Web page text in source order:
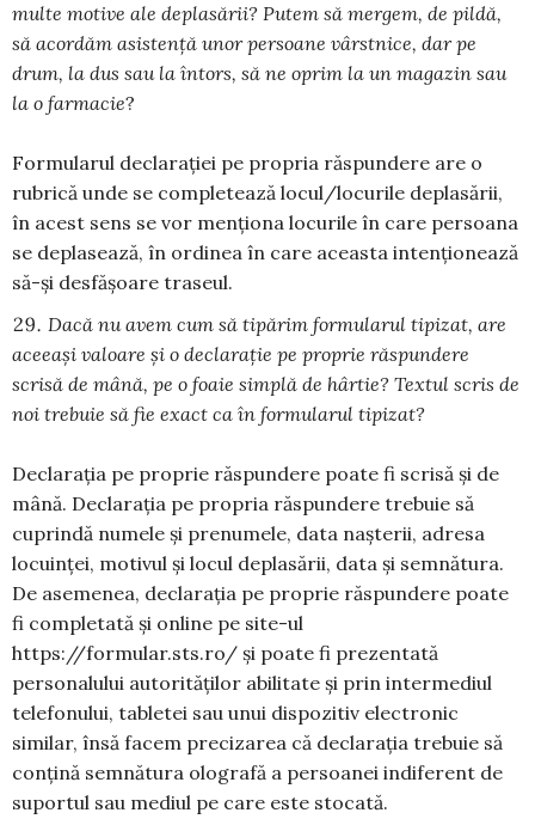
multe motive ale deplasării? Putem să mergem, de pildă,
să acordăm asistență unor persoane vârstnice, dar pe
drum, la dus sau la întors, să ne oprim la un magazin sau
la o farmacie?
Formularul declarației pe propria răspundere are o
rubrică unde se completează locul/locurile deplasării,
în acest sens se vor menționa locurile în care persoana
se deplasează, în ordinea în care aceasta intenționează
să-și desfășoare traseul.
Dacă nu avem cum să tipărim formularul tipizat, are
aceeaşi valoare şi o declaraţie pe proprie răspundere
scrisă de mână, pe o foaie simplă de hârtie? Textul scris de
noi trebuie să fie exact ca în formularul tipizat?
Declaraţia pe proprie răspundere poate fi scrisă și de
mână. Declarația pe propria răspundere trebuie să
cuprindă numele și prenumele, data nașterii, adresa
locuinței, motivul și locul deplasării, data și semnătura.
De asemenea, declarația pe proprie răspundere poate
fi completată și online pe site-ul
https://formular.sts.ro/ și poate fi prezentată
personalului autorităților abilitate și prin intermediul
telefonului, tabletei sau unui dispozitiv electronic
similar, însă facem precizarea că declarația trebuie să
conțină semnătura olografă a persoanei indiferent de
suportul sau mediul pe care este stocată.